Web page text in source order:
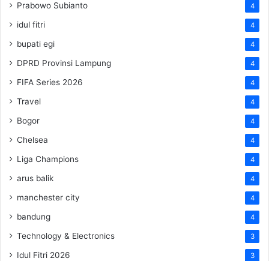
Prabowo Subianto 4
idul fitri 4
bupati egi 4
DPRD Provinsi Lampung 4
FIFA Series 2026 4
Travel 4
Bogor 4
Chelsea 4
Liga Champions 4
arus balik 4
manchester city 4
bandung 4
Technology & Electronics 3
Idul Fitri 2026 3